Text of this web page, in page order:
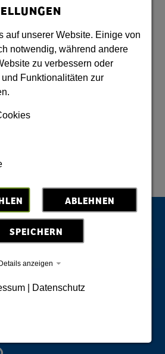
73
auf unserer Website. Einige von
notwendig, während andere
zu verbessern oder
Funktionalitäten zur
ABLEHNEN
SPEICHERN
Details anzeigen
| Datenschutz